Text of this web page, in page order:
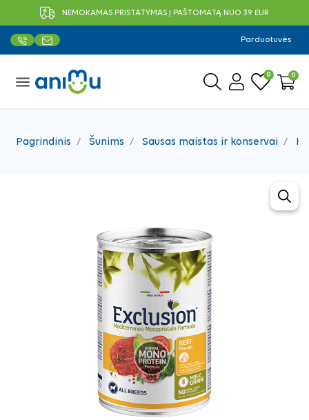
NEMOKAMAS PRISTATYMAS Į PAŠTOMATĄ NUO 39 EUR
Parduotuvės
menu 0 0
Pagrindinis Šunims Sausas maistas ir konservai